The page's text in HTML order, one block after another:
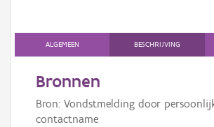
Downloads
Hergebruik
Aanmelden
ALGEMEEN BESCHRIJVING
Bronnen
Bron: Vondstmelding door
contactname